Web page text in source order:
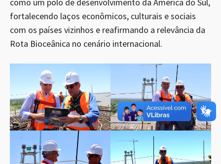
fortalecendo laços econômicos, culturais e sociais
com os países vizinhos e reafirmando a relevância da
Rota Bioceânica no cenário internacional.